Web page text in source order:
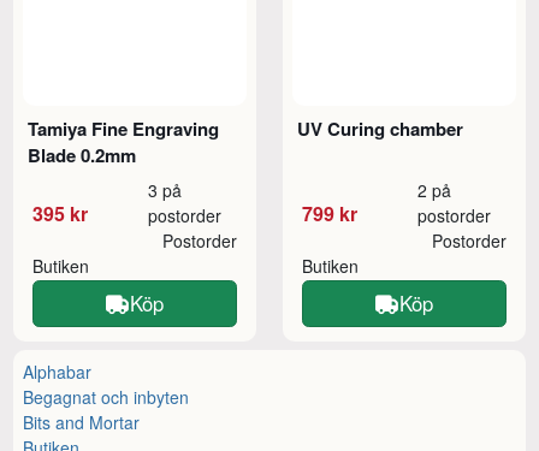
Tamiya Fine Engraving
Blade 0.2mm
395 kr
3 på
postorder
Butiken
Postorder
Köp
UV Curing chamber
799 kr
2 på
postorder
Butiken
Postorder
Köp
Alphabar
Begagnat och inbyten
Bits and Mortar